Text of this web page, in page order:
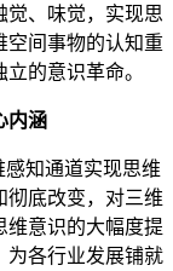
觉、味觉，实现思
空间事物的认知重
的意识革命。
内涵
知通道实现思维
彻底改变，对三维
维意识的大幅度提
为各行业发展铺就